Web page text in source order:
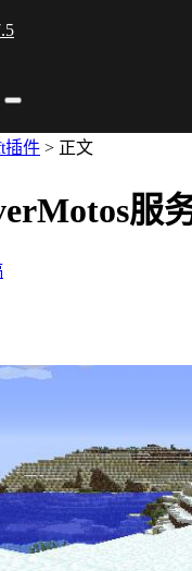
插件 > 正文
服